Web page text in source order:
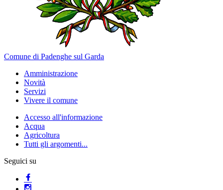
Comune di Padenghe sul Garda
Amministrazione
Novità
Servizi
Vivere il comune
Accesso all'informazione
Acqua
Agricoltura
Tutti gli argomenti...
Seguici su